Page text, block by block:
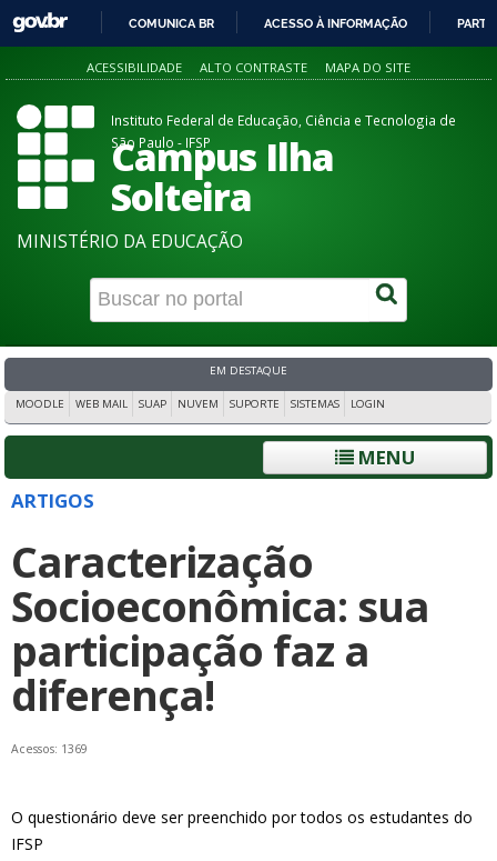
PARA
CONTEÚDO
COMUNICA BR ACESSO À INFORMAÇÃO
ACESSIBILIDADE ALTO CONTRASTE MAPA DO SITE
Instituto Federal de Educação, Ciência e Tecnologia de
São Paulo - IFSP
Campus Ilha
Solteira
MINISTÉRIO DA EDUCAÇÃO
EM DESTAQUE
MOODLE WEB MAIL SUAP NUVEM SUPORTE SISTEMAS LOGIN
MENU
ARTIGOS
Caracterização
Socioeconômica: sua
participação faz a
diferença!
Acessos: 1369
O questionário deve ser preenchido por todos os estudantes do
IFSP